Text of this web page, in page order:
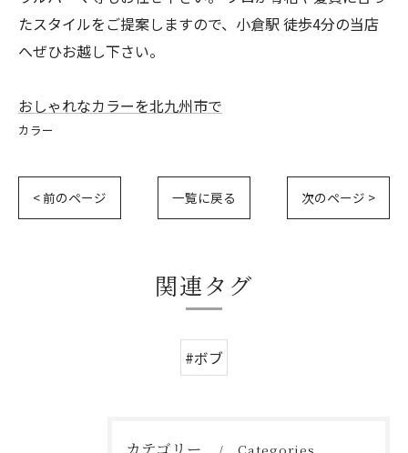
たスタイルをご提案しますので、小倉駅 徒歩4分の当店
へぜひお越し下さい。
おしゃれなカラーを北九州市で
カラー
< 前のページ 一覧に戻る 次のページ >
関連タグ
#ボブ
カテゴリー Categories